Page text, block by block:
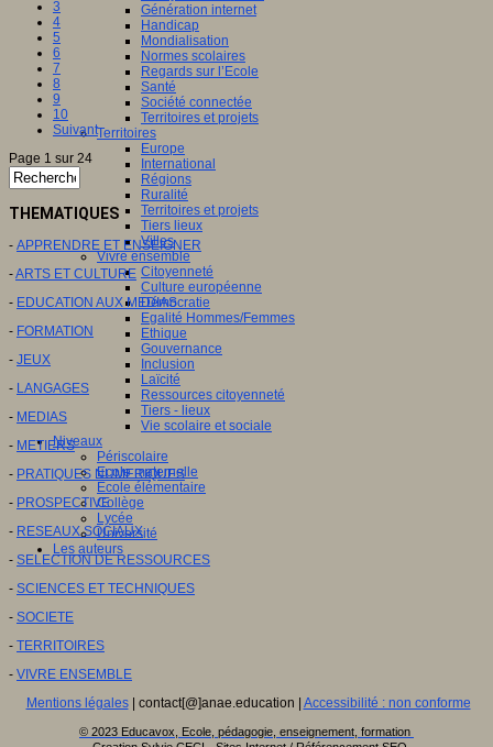
Génération internet
Handicap
Mondialisation
Normes scolaires
Regards sur l’Ecole
Santé
Société connectée
Territoires et projets
Territoires
Europe
International
Régions
Ruralité
Territoires et projets
Tiers lieux
Villes
Vivre ensemble
Citoyenneté
Culture européenne
Démocratie
Egalité Hommes/Femmes
Ethique
Gouvernance
Inclusion
Laïcité
Ressources citoyenneté
Tiers - lieux
Vie scolaire et sociale
Niveaux
Périscolaire
Ecole maternelle
Ecole élémentaire
Collège
Lycée
Université
Les auteurs
3
4
5
6
7
8
9
10
Suivant
Page 1 sur 24
THEMATIQUES
- APPRENDRE ET ENSEIGNER
-ARTS ET CULTURE
- EDUCATION AUX MEDIAS
- FORMATION
- JEUX
- LANGAGES
- MEDIAS
- METIERS
- PRATIQUES NUMERIQUES
- PROSPECTIVE
- RESEAUX SOCIAUX
- SELECTION DE RESSOURCES
- SCIENCES ET TECHNIQUES
- SOCIETE
- TERRITOIRES
- VIVRE ENSEMBLE
Mentions légales| contact[@]anae.education | Accessibilité : non conforme
© 2023 Educavox, Ecole, pédagogie, enseignement, formation